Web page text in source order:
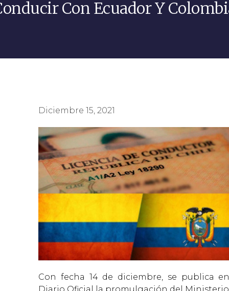
Con Ecuador Y
Diciembre 15, 2021
Con fecha 14 de diciembre, se publica